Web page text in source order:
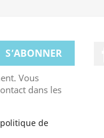
Vous
dans les
de